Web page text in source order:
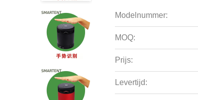
Modelnummer:
MOQ:
Prijs:
Levertijd: